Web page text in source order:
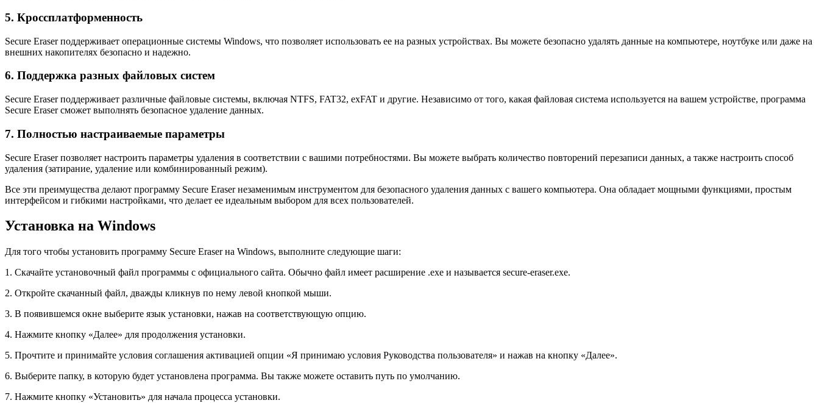
5. Кроссплатформенность
Secure Eraser поддерживает операционные системы Windows, что позволяет использовать ее на разных устройствах. Вы можете безопасно удалять данные на компьютере, ноутбуке или даже на
внешних накопителях безопасно и надежно.
6. Поддержка разных файловых систем
Secure Eraser поддерживает различные файловые системы, включая NTFS, FAT32, exFAT и другие. Независимо от того, какая файловая система используется на вашем устройстве, программа
Secure Eraser сможет выполнять безопасное удаление данных.
7. Полностью настраиваемые параметры
Secure Eraser позволяет настроить параметры удаления в соответствии с вашими потребностями. Вы можете выбрать количество повторений перезаписи данных, а также настроить способ
удаления (затирание, удаление или комбинированный режим).
Все эти преимущества делают программу Secure Eraser незаменимым инструментом для безопасного удаления данных с вашего компьютера. Она обладает мощными функциями, простым
интерфейсом и гибкими настройками, что делает ее идеальным выбором для всех пользователей.
Установка на Windows
Для того чтобы установить программу Secure Eraser на Windows, выполните следующие шаги:
1. Скачайте установочный файл программы с официального сайта. Обычно файл имеет расширение .exe и называется secure-eraser.exe.
2. Откройте скачанный файл, дважды кликнув по нему левой кнопкой мыши.
3. В появившемся окне выберите язык установки, нажав на соответствующую опцию.
4. Нажмите кнопку «Далее» для продолжения установки.
5. Прочтите и принимайте условия соглашения активацией опции «Я принимаю условия Руководства пользователя» и нажав на кнопку «Далее».
6. Выберите папку, в которую будет установлена программа. Вы также можете оставить путь по умолчанию.
7. Нажмите кнопку «Установить» для начала процесса установки.